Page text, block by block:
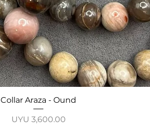
Quick View
Collar Araza - Ound
Price
UYU 3,600.00